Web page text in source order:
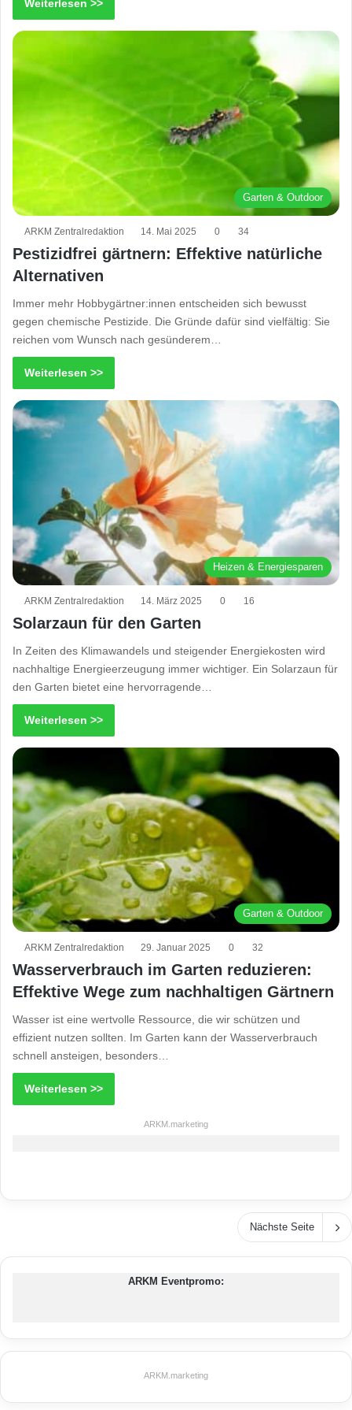
Weiterlesen >>
Garten & Outdoor
ARKM Zentralredaktion 14. Mai 2025 0 34
Pestizidfrei gärtnern: Effektive natürliche
Alternativen
Immer mehr Hobbygärtner:innen entscheiden sich bewusst
gegen chemische Pestizide. Die Gründe dafür sind vielfältig: Sie
reichen vom Wunsch nach gesünderem…
Weiterlesen >>
Heizen & Energiesparen
ARKM Zentralredaktion 14. März 2025 0 16
Solarzaun für den Garten
In Zeiten des Klimawandels und steigender Energiekosten wird
nachhaltige Energieerzeugung immer wichtiger. Ein Solarzaun für
den Garten bietet eine hervorragende…
Weiterlesen >>
Garten & Outdoor
ARKM Zentralredaktion 29. Januar 2025 0 32
Wasserverbrauch im Garten reduzieren:
Effektive Wege zum nachhaltigen Gärtnern
Wasser ist eine wertvolle Ressource, die wir schützen und
effizient nutzen sollten. Im Garten kann der Wasserverbrauch
schnell ansteigen, besonders…
Weiterlesen >>
ARKM.marketing
Nächste Seite
ARKM Eventpromo:
ARKM.marketing